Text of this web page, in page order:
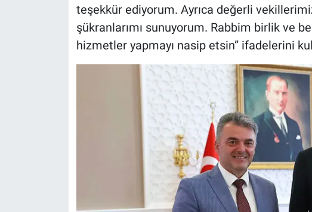
teşekkür ediyorum. Ayrıca değerli
şükranlarımı sunuyorum. Rabbim birlik ve
hizmetler yapmayı nasip etsin” ifadelerini